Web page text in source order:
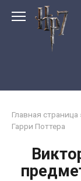
Главная страница
Гарри Поттера